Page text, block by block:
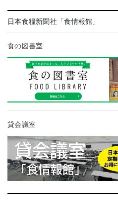
日本食糧新聞社「食情報館」
食の図書室
貸会議室